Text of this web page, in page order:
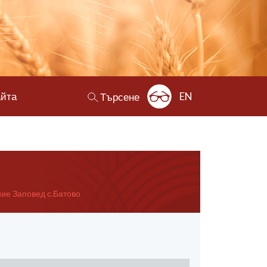
Търсене EN
Заповед с.Батово